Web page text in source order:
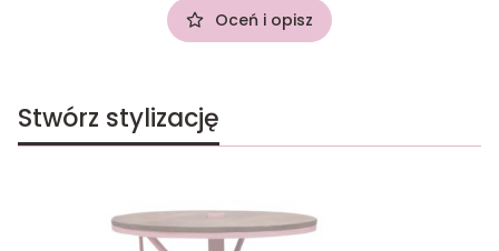
Oceń i opisz
Stwórz stylizację